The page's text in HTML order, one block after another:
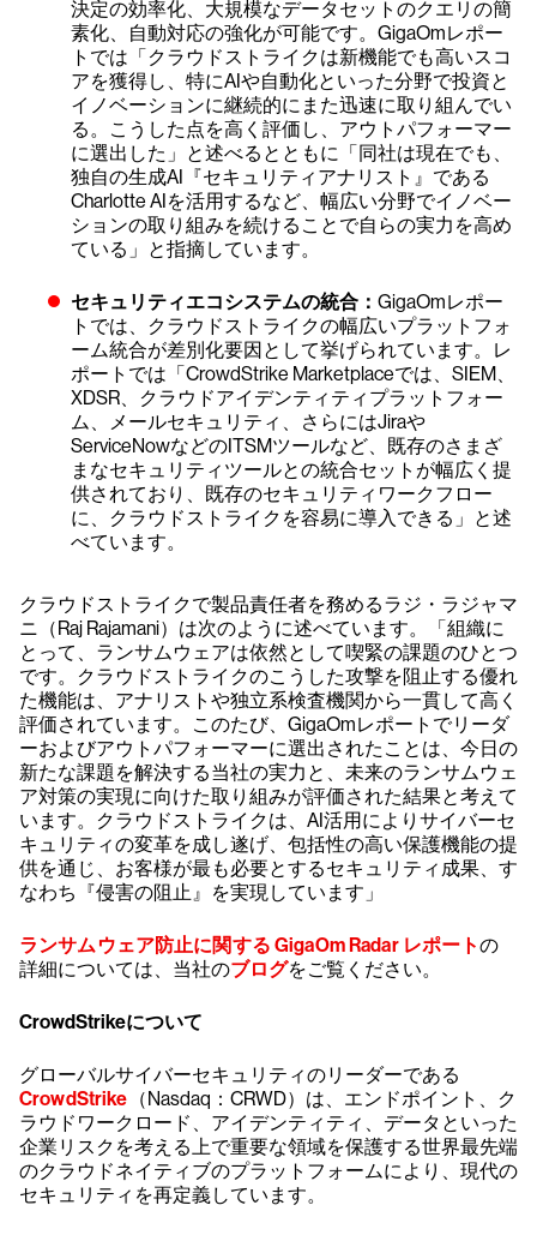
決定の効率化、大規模なデータセットのクエリの簡
素化、自動対応の強化が可能です。GigaOmレポー
トでは「クラウドストライクは新機能でも高いスコ
アを獲得し、特にAIや自動化といった分野で投資と
イノベーションに継続的にまた迅速に取り組んでい
る。こうした点を高く評価し、アウトパフォーマー
に選出した」と述べるとともに「同社は現在でも、
独自の生成AI『セキュリティアナリスト』である
Charlotte AIを活用するなど、幅広い分野でイノベー
ションの取り組みを続けることで自らの実力を高め
ている」と指摘しています。
セキュリティエコシステムの統合： GigaOmレポー
トでは、クラウドストライクの幅広いプラットフォ
ーム統合が差別化要因として挙げられています。レ
ポートでは「CrowdStrike Marketplaceでは、SIEM、
XDSR、クラウドアイデンティティプラットフォー
ム、メールセキュリティ、さらにはJiraや
ServiceNowなどのITSMツールなど、既存のさまざ
まなセキュリティツールとの統合セットが幅広く提
供されており、既存のセキュリティワークフロー
に、クラウドストライクを容易に導入できる」と述
べています。
クラウドストライクで製品責任者を務めるラジ・ラジャマ
ニ（Raj Rajamani）は次のように述べています。「組織に
とって、ランサムウェアは依然として喫緊の課題のひとつ
です。クラウドストライクのこうした攻撃を阻止する優れ
た機能は、アナリストや独立系検査機関から一貫して高く
評価されています。このたび、GigaOmレポートでリーダ
ーおよびアウトパフォーマーに選出されたことは、今日の
新たな課題を解決する当社の実力と、未来のランサムウェ
ア対策の実現に向けた取り組みが評価された結果と考えて
います。クラウドストライクは、AI活用によりサイバーセ
キュリティの変革を成し遂げ、包括性の高い保護機能の提
供を通じ、お客様が最も必要とするセキュリティ成果、す
なわち『侵害の阻止』を実現しています」
ランサムウェア防止に関する GigaOm Radar レポートの
詳細については、当社のブログをご覧ください。
CrowdStrikeについて
グローバルサイバーセキュリティのリーダーである
CrowdStrike （Nasdaq：CRWD）は、エンドポイント、ク
ラウドワークロード、アイデンティティ、データといった
企業リスクを考える上で重要な領域を保護する世界最先端
のクラウドネイティブのプラットフォームにより、現代の
セキュリティを再定義しています。